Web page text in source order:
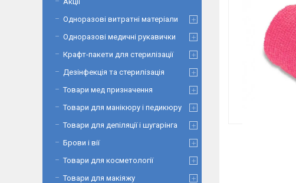
Одноразові витратні матеріали
Одноразові медичні рукавички
Крафт-пакети для стерилізації
Дезінфекція та стерилізація
Товари мед призначення
Товари для манікюру і педикюру
Товари для депіляції і шугарінга
Брови і вії
Товари для косметології
Товари для макіяжу